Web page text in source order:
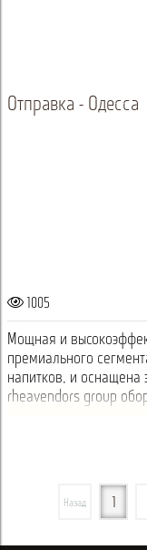
Отправка - Одесса
1005
Мощная и
премиального
напитков, и оснащена
rheavendors group
Назад